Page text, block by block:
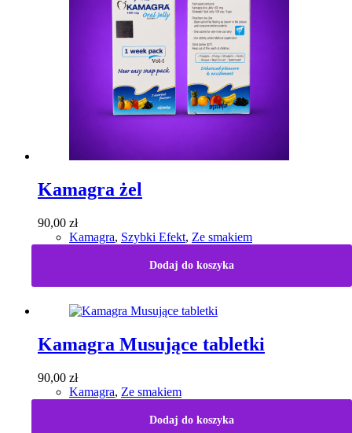
Kamagra żel
90,00 zł
Kamagra, Szybki Efekt, Ze smakiem
Dodaj do koszyka
Kamagra Musujące tabletki
90,00 zł
Kamagra, Ze smakiem
Dodaj do koszyka